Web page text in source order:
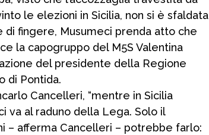
le elezioni in Sicilia, non si è sfaldata
fingere, Musumeci prenda atto che
la capogruppo del M5S Valentina
del presidente della Regione
di Pontida.
Cancelleri, “mentre in Sicilia
va al raduno della Lega. Solo il
– afferma Cancelleri – potrebbe farlo: